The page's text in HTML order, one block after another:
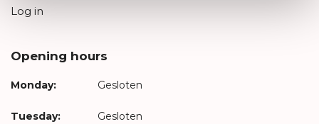
Log in
Opening hours
Monday: Gesloten
Tuesday: Gesloten